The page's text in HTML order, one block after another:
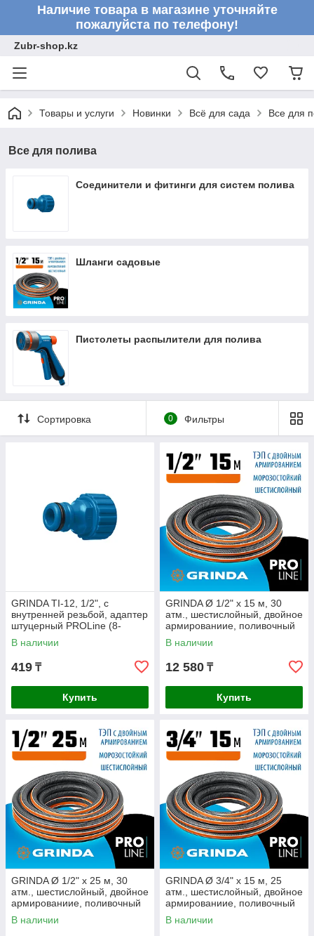
Наличие товара в магазине уточняйте
пожалуйста по телефону!
Zubr-shop.kz
Товары и услуги Новинки Всё для сада Все для
Все для полива
Соединители и фитинги для систем полива
Шланги садовые
Пистолеты распылители для полива
Сортировка 0 Фильтры
GRINDA TI-12, 1/2", с
внутренней резьбой, адаптер
штуцерный PROLine (8-
426407)
В наличии
419 ₸
Купить
GRINDA Ø 1/2" х 15 м, 30
атм., шестислойный, двойное
армированиие, поливочный
шланг ULTRA 6 PROLine
В наличии
12 580 ₸
Купить
GRINDA Ø 1/2" х 25 м, 30
атм., шестислойный, двойное
армированиие, поливочный
шланг ULTRA 6 PROLine
В наличии
GRINDA Ø 3/4" х 15 м, 25
атм., шестислойный, двойное
армированиие, поливочный
шланг ULTRA 6 PROLine
В наличии